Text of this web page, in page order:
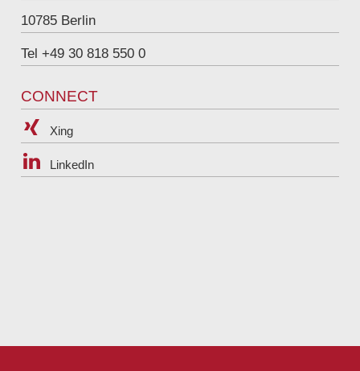
10785 Berlin
Tel +49 30 818 550 0
CONNECT
Xing
LinkedIn